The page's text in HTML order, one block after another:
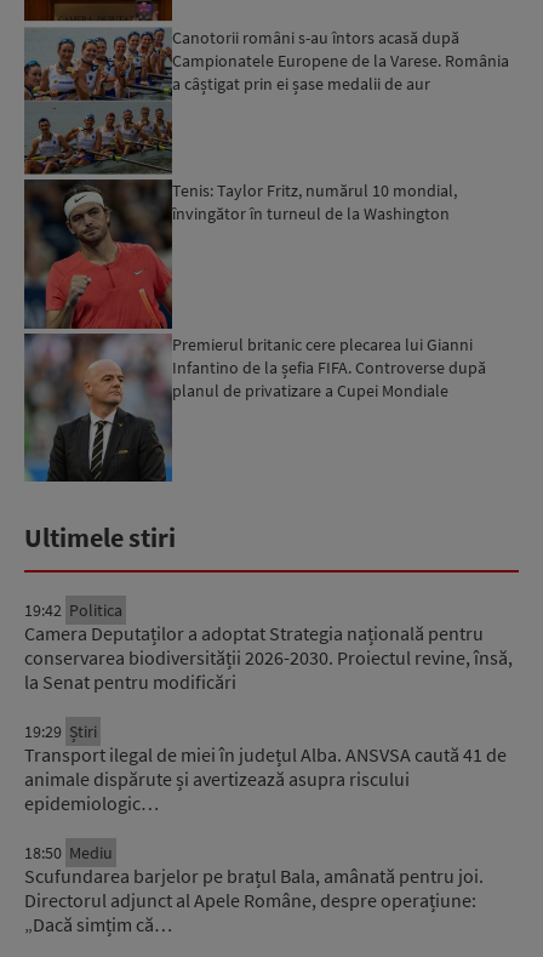
Canotorii români s-au întors acasă după
Campionatele Europene de la Varese. România
a câștigat prin ei șase medalii de aur
Tenis: Taylor Fritz, numărul 10 mondial,
învingător în turneul de la Washington
Premierul britanic cere plecarea lui Gianni
Infantino de la șefia FIFA. Controverse după
planul de privatizare a Cupei Mondiale
Ultimele stiri
19:42 Politica
Camera Deputaților a adoptat Strategia națională pentru
conservarea biodiversității 2026-2030. Proiectul revine, însă,
la Senat pentru modificări
19:29 Știri
Transport ilegal de miei în județul Alba. ANSVSA caută 41 de
animale dispărute și avertizează asupra riscului
epidemiologic…
18:50 Mediu
Scufundarea barjelor pe brațul Bala, amânată pentru joi.
Directorul adjunct al Apele Române, despre operațiune:
„Dacă simțim că…